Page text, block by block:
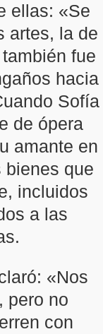
ellas: «Se
artes, la de
fue
hacia
Sofía
de ópera
amante en
bienes que
incluidos
a las
«Nos
pero no
con